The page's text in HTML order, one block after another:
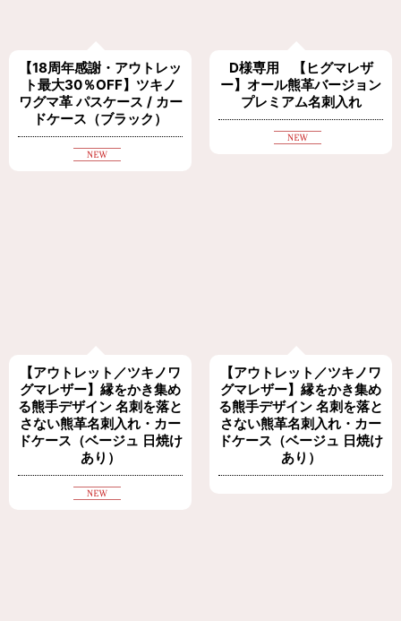
【18周年感謝・アウトレッ
ト最大30％OFF】ツキノ
ワグマ革 パスケース / カー
ドケース（ブラック）
D様専用 【ヒグマレザ
ー】オール熊革バージョン
プレミアム名刺入れ
【アウトレット／ツキノワ
グマレザー】縁をかき集め
る熊手デザイン 名刺を落と
さない熊革名刺入れ・カー
ドケース（ベージュ 日焼け
あり）
【アウトレット／ツキノワ
グマレザー】縁をかき集め
る熊手デザイン 名刺を落と
さない熊革名刺入れ・カー
ドケース（ベージュ 日焼け
あり）